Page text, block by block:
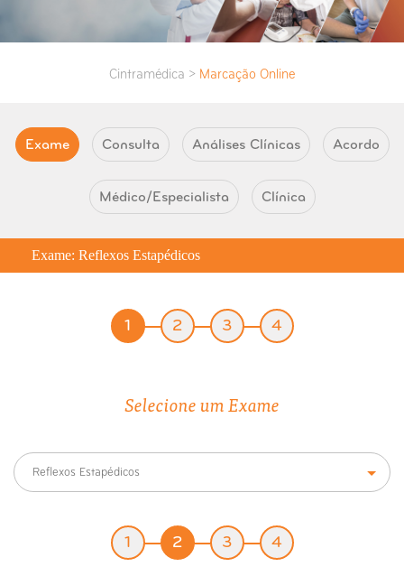
Cintramédica > Marcação Online
Exame Consulta Análises Clínicas Acordo
Médico/Especialista Clínica
Exame: Reflexos Estapédicos
1 2 3 4
Selecione um Exame
Reflexos Estapédicos
1 2 3 4